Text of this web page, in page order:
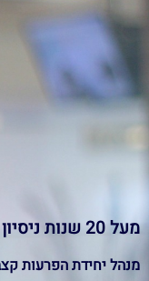
מעל 20 שנות ניסיון באבחון וטיפול הפרעות קצב לב
מנהל יחידת הפרעות